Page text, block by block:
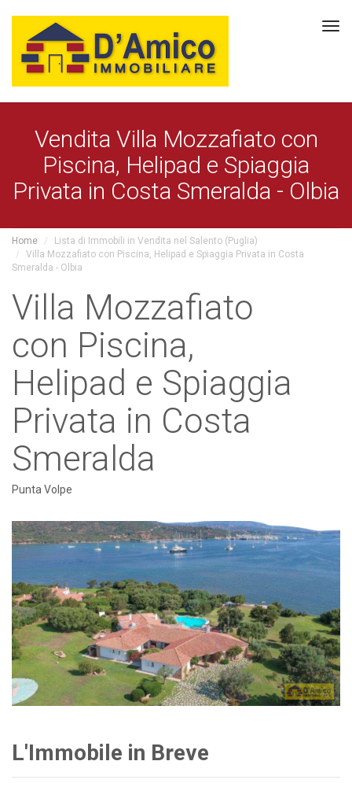
Vendita Villa Mozzafiato con
Piscina, Helipad e Spiaggia
Privata in Costa Smeralda - Olbia
Home
Lista di Immobili in Vendita nel Salento (Puglia)
Villa Mozzafiato con Piscina, Helipad e Spiaggia Privata in Costa
Smeralda - Olbia
Villa Mozzafiato
con Piscina,
Helipad e Spiaggia
Privata in Costa
Smeralda
Punta Volpe
L'Immobile in Breve